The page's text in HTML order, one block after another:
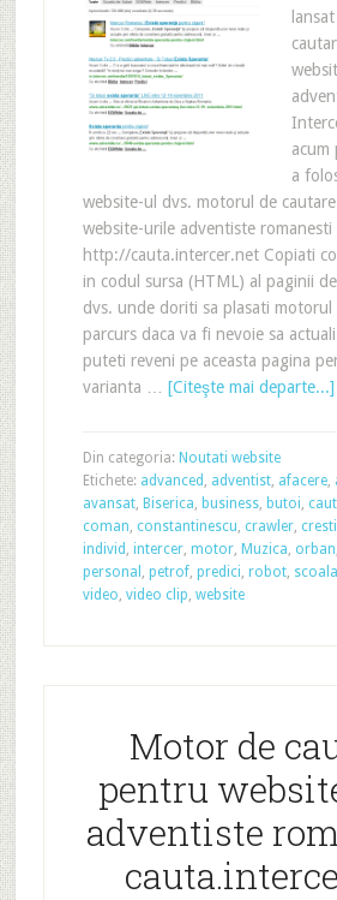
acum
a
website-ul dvs. motorul de
website-urile adventiste romanesti
http://cauta.intercer.net Copiati
in codul sursa (HTML) al paginii
dvs. unde doriti sa plasati motorul
parcurs daca va fi nevoie sa
puteti reveni pe aceasta pagina
varianta … [Citeşte mai departe...]
Din categoria: Noutati website
Etichete: advanced , adventist, afacere,
avansat, Biserica, business, butoi,
coman, constantinescu, crawler,
individ , intercer, motor, Muzica, orban
personal , petrof, predici, robot,
video, video clip, website
Motor de
pentru
adventiste